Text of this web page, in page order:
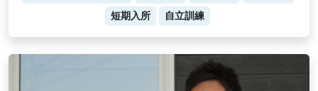
短期入所
自立訓練